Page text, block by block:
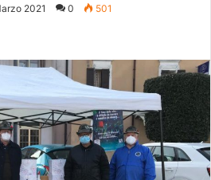
2021 0 501